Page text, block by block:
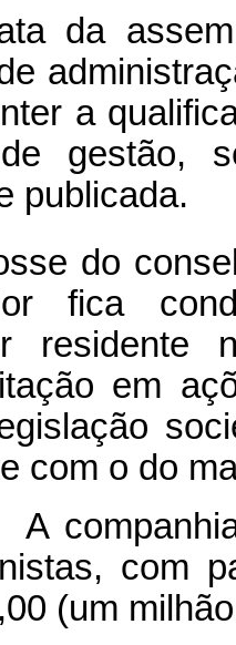
da
a
gestão,
publicada.
do
fica
em
com o do
A
com
(um